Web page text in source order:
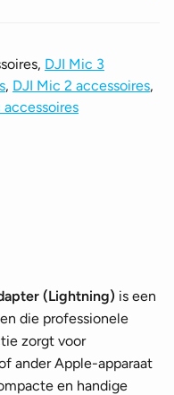
DJI Mic 3
, DJI Mic 2 accessoires,
accessoires
(Lightning) is een
die professionele
zorgt voor
ander Apple-apparaat
en handige